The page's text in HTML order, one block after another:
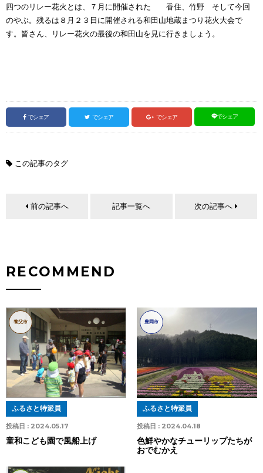
四つのリレー花火とは、７月に開催された 香住、竹野 そして今回
のやぶ。残るは８月２３日に開催される和田山地蔵まつり花火大会で
す。皆さん、リレー花火の最後の和田山を見に行きましょう。
でシェア でシェア でシェア でシェア
この記事のタグ
前の記事へ 記事一覧へ 次の記事へ
RECOMMEND
養父市
投稿日 : 2024.05.17
ふるさと特派員
童和こども園で風船上げ
豊岡市
投稿日 : 2024.04.18
ふるさと特派員
色鮮やかなチューリップたちが
おでむかえ